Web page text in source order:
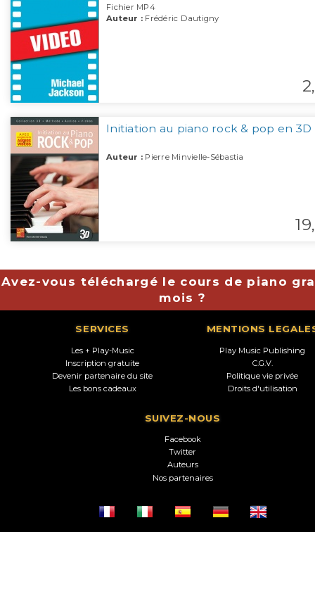
Fichier MP4
Auteur : Frédéric Dautigny
2,
Initiation au piano rock & pop en 3D
Auteur : Pierre Minvielle-Sébastia
19,
Avez-vous téléchargé le cours de piano
mois ?
SERVICES
Les + Play-Music
Inscription gratuite
Devenir partenaire du site
Les bons cadeaux
MENTIONS
Play Music Publishing
C.G.V.
Politique vie privée
Droits d'utilisation
SUIVEZ-NOUS
Facebook
Twitter
Auteurs
Nos partenaires